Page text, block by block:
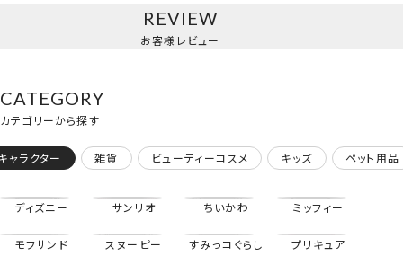
REVIEW
お客様レビュー
CATEGORY
カテゴリーから探す
ャラクター 雑貨 ビューティーコスメ キッズ ペット用品
ディズニー サンリオ ちいかわ ミッフィー
モフサンド スヌーピー すみっコぐらし プリキュア